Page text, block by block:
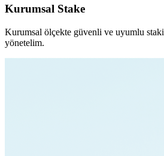
Kurumsal Stake
Kurumsal ölçekte güvenli ve uyumlu
yönetelim.